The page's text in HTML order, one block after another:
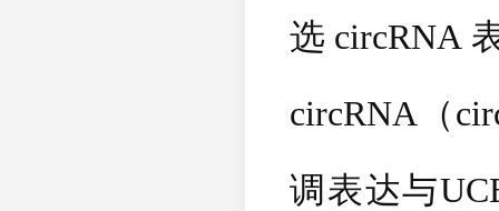
选 circRNA
circRNA （
调表达与